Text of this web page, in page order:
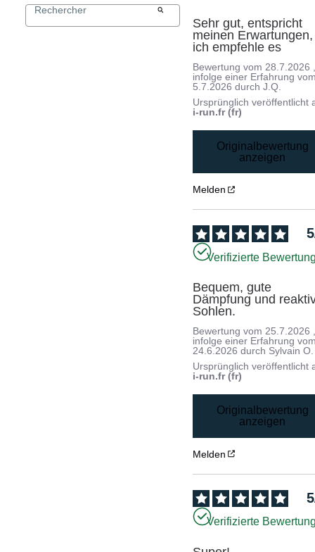
Sehr gut, entspricht
meinen Erwartungen,
ich empfehle es
Bewertung vom 28.7.2026
infolge einer Erfahrung
5.7.2026 durchJ.Q.
Ursprünglich veröffentlicht
i-run.fr (fr)
Originalbewertung
anzeigen
Melden
5
Verifizierte
Bequem, gute
Dämpfung und
Sohlen.
Bewertung vom25.7.2026
infolge einer Erfahrung
24.6.2026 durch Sylvain O.
Ursprünglich veröffentlicht
i-run.fr (fr)
Originalbewertung
anzeigen
Melden
5
Verifizierte